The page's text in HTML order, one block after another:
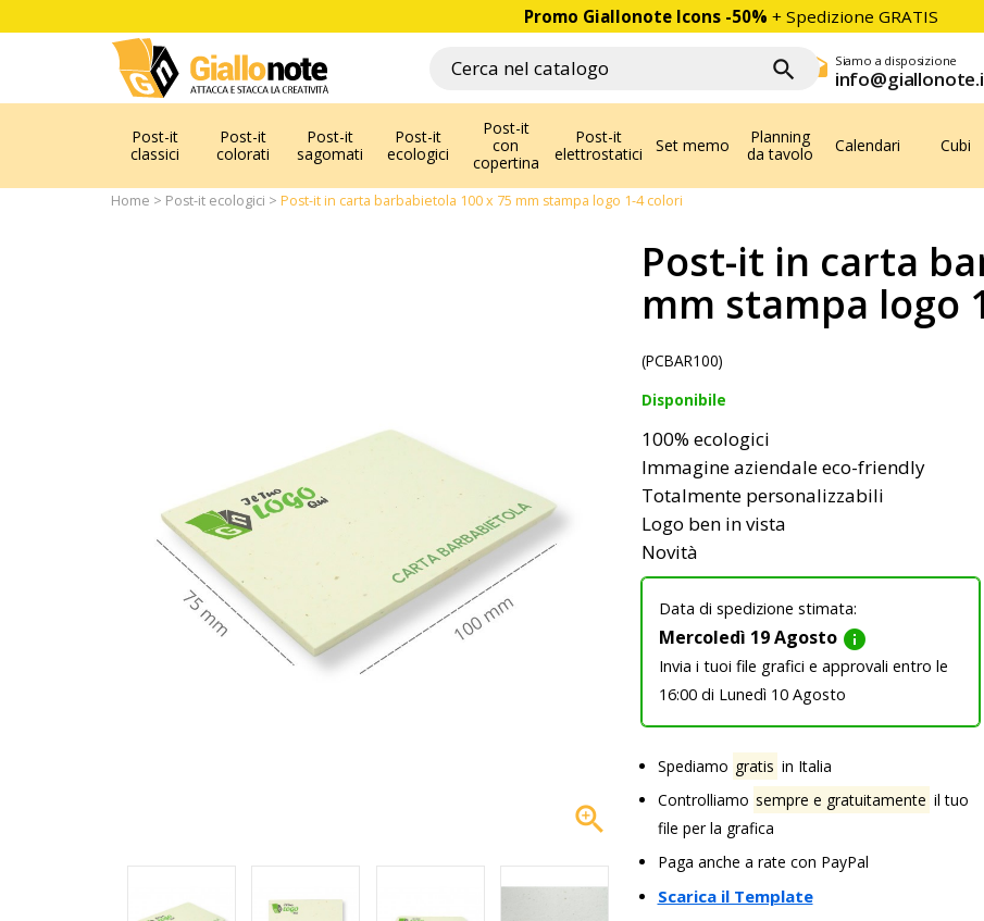
Promo Giallonote Icons -50% + Spedizione GRATIS
 drafts Siamo a disposizione
Post-it
classici
Post-it
colorati
Post-it
sagomati
Post-it
ecologici
Post-it
con
copertina
Post-it
elettrostatici
Set memo
Planning
da tavolo
Calendari Cubi
Home Post-it ecologici Post-it in carta barbabietola 100 x 75 mm stampa logo 1-4 colori

Post-it in carta
mm stampa logo
(PCBAR100)
Disponibile
100% ecologici
Immagine aziendale eco-friendly
Totalmente personalizzabili
Logo ben in vista
Novità
Data di spedizione stimata:
Mercoledì 19 Agosto info
Invia i tuoi file grafici e approvali entro le
16:00 di Lunedì 10 Agosto
Spediamo gratis in Italia
Controlliamo sempre e gratuitamente il tuo
file per la grafica
Paga anche a rate con PayPal
Scarica il Template